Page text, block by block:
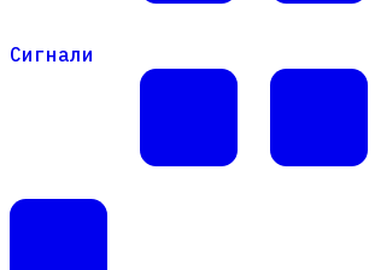
Сигнали